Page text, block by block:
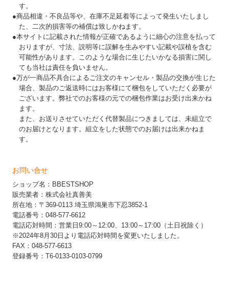
す。
●商品相違・不良品等や、在庫不足延着等によって発生いたしまし
た、二次的損害等の補償は致しかねます。
●本サイトに記載された情報が正確であるように細心の注意を払って
おりますが、寸法、説明等に誤解を生みやすい記載や誤植を含む
可能性があります。このような場合に生じたいかなる損害に関し
ても当社は責任を負いません。
●万が一商品不具合によるご注文のキャンセル・製品の交換が生じた
場合、製品のご返送時にはお客様にて梱包をしていただく必要が
ございます。弊社でのお客様の元での梱包作業はお受け出来かね
ます。
また、お送りさせていただく代替製品につきましては、未組立で
のお届けとなります。組立をした状態でのお届けは出来かねま
す。
お問い合せ
ショップ名：BBESTSHOP
販売業者：株式会社真善美
所在地：〒369-0113 埼玉県鴻巣市下忍3852-1
電話番号：048-577-6612
電話応対時間：営業日9:00～12:00、13:00～17:00（土日祝除く）
※2024年8月30日より電話応対時間を変更いたしました。
FAX：048-577-6613
登録番号：T6-0133-0103-0799